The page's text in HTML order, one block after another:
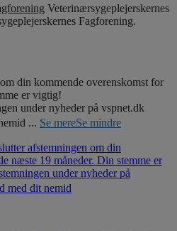
Veterinærsygeplejerskernes
Fagforening.
din kommende overenskomst for
er vigtig!
under nyheder på vspnet.dk
... Se mereSe mindre